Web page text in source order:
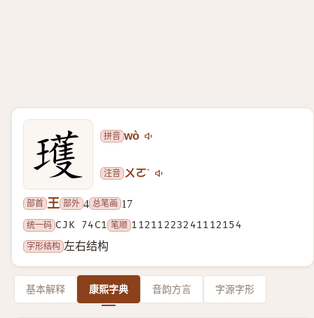
拼音 wò
注音 ㄨㄛˋ
部首 王 部外 4 总笔画 17
统一码 CJK 74C1 笔顺 11211223241112154
字形结构 左右结构
基本解释 康熙字典 音韵方言 字源字形